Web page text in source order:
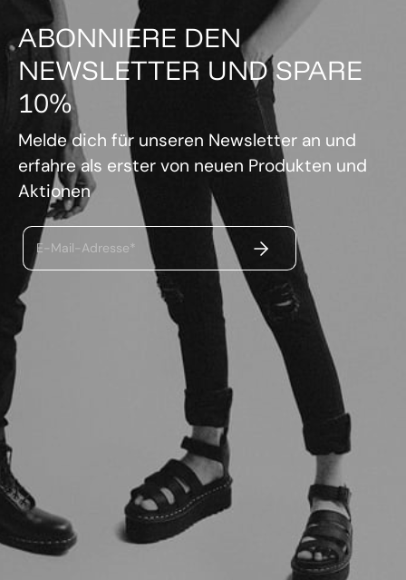
ABONNIERE DEN
NEWSLETTER UND SPARE
10%
Melde dich für unseren Newsletter an und
erfahre als erster von neuen Produkten und
Aktionen
E-Mail-Adresse* ABSENDEN